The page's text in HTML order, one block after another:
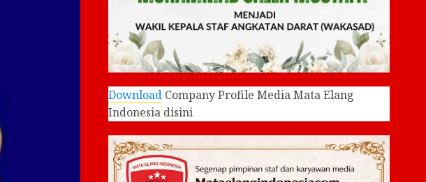
DownloadCompany Profile Media Mata Elang
Indonesia disini